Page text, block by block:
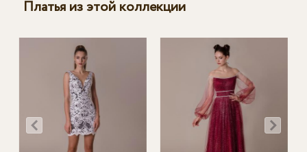
Платья из этой коллекции